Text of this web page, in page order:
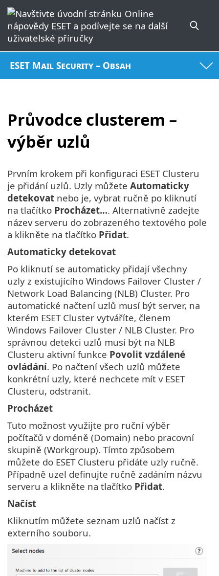
ESET Mail Security – Obsah
Průvodce clusterem –
výběr uzlů
Prvním krokem při konfiguraci ESET Clusteru
je přidání uzlů. Uzly můžete Automaticky
detekovat nebo je, vybrat ručně po kliknutí
na tlačítko Procházet…. Alternativně zadejte
název serveru do zobrazeného textového pole
a klikněte na tlačítko Přidat.
Automaticky detekovat
Po kliknutí se automaticky přidají všechny
uzly z existujícího Windows Failover Cluster /
Network Load Balancing (NLB) Cluster. Pro
automatické načtení uzlů musí být server, na
kterém ESET Cluster vytváříte, členem
Windows Failover Cluster / NLB Cluster. Pro
správnou detekci uzlů musí být na NLB
Clusteru aktivní funkce Povolit vzdálené
ovládání. Po načtení všech uzlů můžete
konkrétní uzly, které nechcete mít v ESET
Clusteru, odstranit.
Procházet
Tuto možnost využijte pro ruční výběr
počítačů v doméně (Domain) nebo pracovní
skupině (Workgroup). Tímto způsobem
můžete do ESET Clusteru přidáte uzly ručně.
Případně uzel definujte ručně zadáním názvu
serveru a klikněte na tlačítko Přidat.
Načíst
Kliknutím můžete seznam uzlů načíst z
externího souboru.